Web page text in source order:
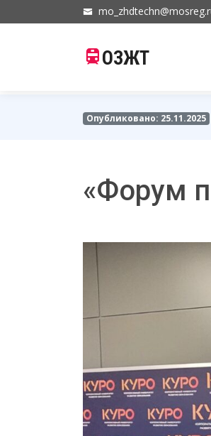
ОЗЖТ
Опубликовано: 25.11.2025
«Форум